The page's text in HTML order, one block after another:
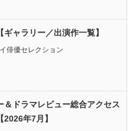
ギャラリー／出演作一覧】
俳優セレクション
＆ドラマレビュー総合アクセス
年7月】